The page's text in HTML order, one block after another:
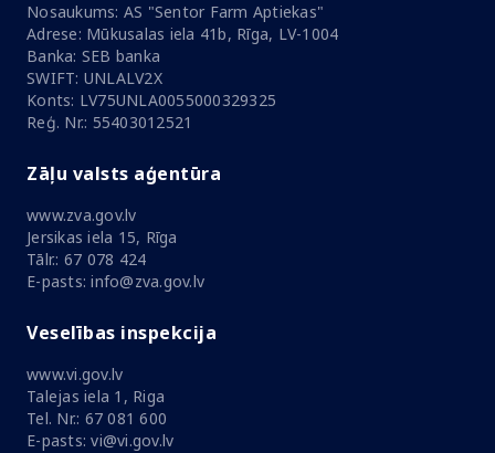
Nosaukums: AS "Sentor Farm Aptiekas"
Adrese: Mūkusalas iela 41b, Rīga, LV-1004
Banka: SEB banka
SWIFT: UNLALV2X
Konts: LV75UNLA0055000329325
Reģ. Nr.: 55403012521
Zāļu valsts aģentūra
www.zva.gov.lv
Jersikas iela 15, Rīga
Tālr.: 67 078 424
E-pasts: info@zva.gov.lv
Veselības inspekcija
www.vi.gov.lv
Talejas iela 1, Riga
Tel. Nr.: 67 081 600
E-pasts: vi@vi.gov.lv